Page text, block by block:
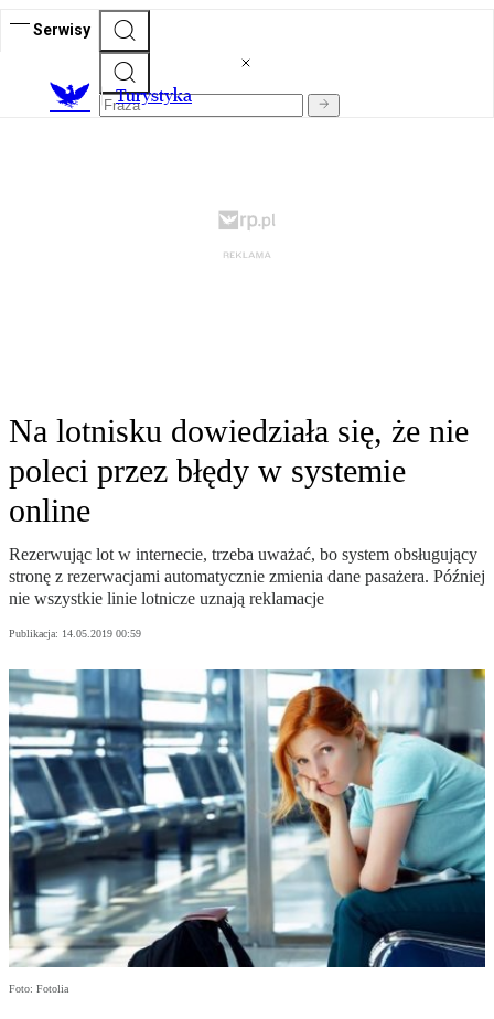
Serwisy
Turystyka
Na lotnisku dowiedziała się, że nie
poleci przez błędy w systemie
online
Rezerwując lot w internecie, trzeba uważać, bo system obsługujący
stronę z rezerwacjami automatycznie zmienia dane pasażera. Później
nie wszystkie linie lotnicze uznają reklamacje
Publikacja: 14.05.2019 00:59
Foto: Fotolia